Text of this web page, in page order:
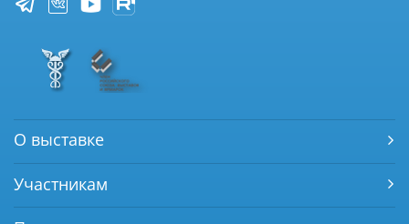
О выставке
Участникам